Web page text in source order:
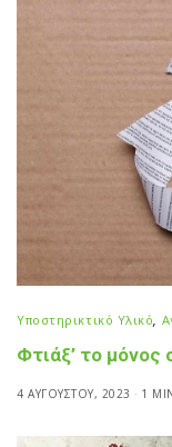
Υποστηρικτικό Υλικό,
Φτιάξ’ το μόνος
4 ΑΥΓΟΎΣΤΟΥ, 2023 1